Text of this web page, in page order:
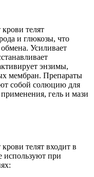
телят
и глюкозы, что
Усиливает
энзимы,
мембран. Препараты
собой солюцию для
гель и мази
телят входит в
используют при